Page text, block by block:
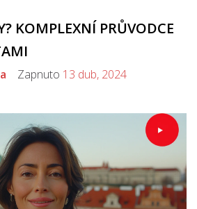
KOMPLEXNÍ PRŮVODCE
Zapnuto 13 dub, 2024